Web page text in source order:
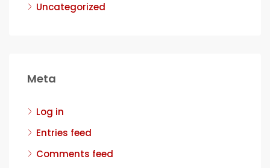
Uncategorized
Meta
Log in
Entries feed
Comments feed